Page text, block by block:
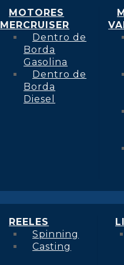
MOTORES
MERCRUISER
Dentro de
Borda
Gasolina
Dentro de
Borda
Diesel
REELES
Spinning
Casting